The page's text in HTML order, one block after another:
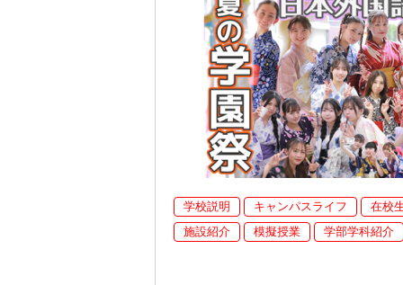
学校説明 キャンパスライフ
在校
施設紹介
模擬授業 学部学科紹介